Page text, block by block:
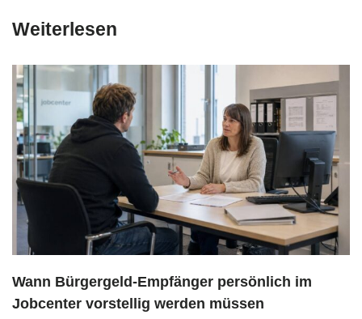
Weiterlesen
Wann Bürgergeld-Empfänger persönlich im
Jobcenter vorstellig werden müssen